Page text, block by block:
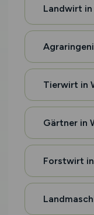
Landwirt
Tierwirt in
Gärtner in
Forstwirt